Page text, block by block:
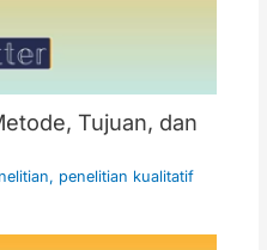
Tujuan, dan
, penelitian kualitatif